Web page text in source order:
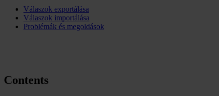
Válaszok exportálása
Válaszok importálása
Problémák és megoldások
Contents